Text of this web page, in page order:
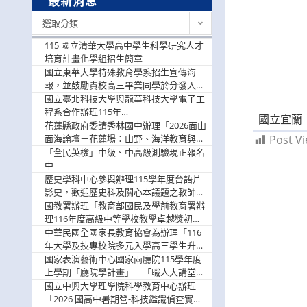
國立宜蘭
Post
選取分類
115 國立清華大學高中學生科學研究人才
培育計畫化學組招生簡章
國立東華大學特殊教育學系招生宣傳海
報，並鼓勵貴校高三畢業同學於分發入學
階段踴躍選填。
國立臺北科技大學與龍華科技大學電子工
程系合作辦理115年
「115.08.10~08.12「AI賦能應用於智慧半
導體研習營」，歡迎學生踴躍報名參加
花蓮縣政府委請秀林國中辦理「2026面山
面海論壇－花蓮場：山野、海洋教育與戶
外安全實務課程」，歡迎踴躍報名參加
「全民英檢」中級、中高級測驗現正報名
中
歷史學科中心參與辦理115學年度台語片
影史，歡迎歷史科及關心本議題之教師踴
躍報名參加
國教署辦理「教育部國民及學前教育署辦
理116年度高級中等學校教學卓越獎初選
實施計畫」，鼓勵教師踴躍報名
中華民國全國家長教育協會為辦理「116
年大學及技專校院多元入學高三學生升學
輔導家長說明會」
國家表演藝術中心國家兩廳院115學年度
上學期「廳院學計畫」—「職人大講堂」
及「一日體驗課程」，鼓勵踴躍報名參
與。
國立中興大學理學院科學教育中心辦理
「2026 國高中暑期營-科技鑑識偵查實戰